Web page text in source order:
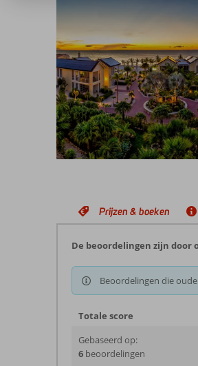
Prijzen & boeken
De beoordelingen zijn door
Beoordelingen die
Totale score
Gebaseerd op:
6 beoordelingen